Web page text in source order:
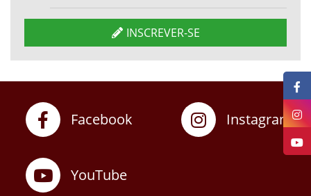
INSCREVER-SE
Facebook Instagram
YouTube